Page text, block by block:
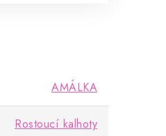
AMÁLKA
Rostoucí kalhoty